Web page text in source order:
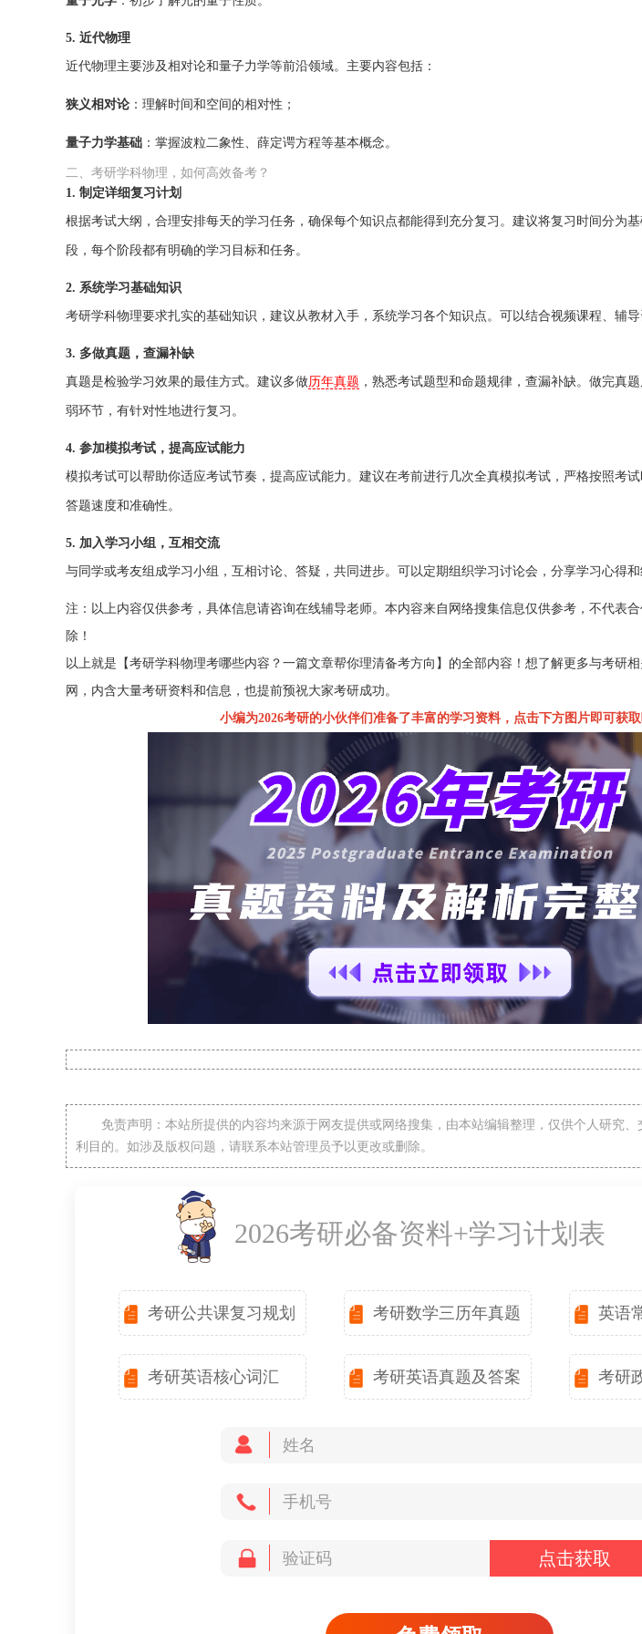
5. 近代物理
近代物理主要涉及相对论和量子力学等前沿领域。主要内容包括：
狭义相对论 ：理解时间和空间的相对性；
量子力学基础 ：掌握波粒二象性、薛定谔方程等基本概念。
二、考研学科物理，如何高效备考？
1. 制定详细复习计划
根据考试大纲，合理安排每天的学习任务，确保每个知识点都能得到充分复习。建议将复习时间分为
段，每个阶段都有明确的学习目标和任务。
2. 系统学习基础知识
考研学科物理要求扎实的基础知识，建议从教材入手，系统学习各个知识点。可以结合视频课程、辅导
3. 多做真题，查漏补缺
真题是检验学习效果的最佳方式。建议多做历年真题 ，熟悉考试题型和命题规律，查漏补缺。做完真
弱环节，有针对性地进行复习。
4. 参加模拟考试，提高应试能力
模拟考试可以帮助你适应考试节奏，提高应试能力。建议在考前进行几次全真模拟考试，严格按照考
答题速度和准确性。
5. 加入学习小组，互相交流
与同学或考友组成学习小组，互相讨论、答疑，共同进步。可以定期组织学习讨论会，分享学习心得和
注：以上内容仅供参考，具体信息请咨询在线辅导老师。本内容来自网络搜集信息仅供参考，不代表
除！
以上就是【考研学科物理考哪些内容？一篇文章帮你理清备考方向】的全部内容！想了解更多与考研
网，内含大量考研资料和信息，也提前预祝大家考研成功。
小编为2026考研的小伙伴们准备了丰富的学习资料，点击下方图片即可获
免责声明：本站所提供的内容均来源于网友提供或网络搜集，由本站编辑整理，仅供个人研究
利目的。如涉及版权问题，请联系本站管理员予以更改或删除。
2026考研必备资料+学习计划表
考研公共课复习规划 考研数学三历年真题 英语
考研英语核心词汇 考研英语真题及答案 考研
点击获取